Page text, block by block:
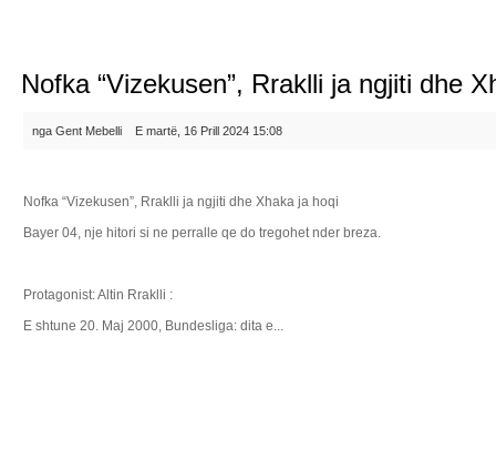
Nofka “Vizekusen”, Rraklli ja ngjiti dhe
nga Gent Mebelli E martë, 16 Prill 2024 15:08
Nofka “Vizekusen”, Rraklli ja ngjiti dhe Xhaka ja hoqi
Bayer 04, nje hitori si ne perralle qe do tregohet nder breza.
Protagonist: Altin Rraklli :
E shtune 20. Maj 2000, Bundesliga: dita e...